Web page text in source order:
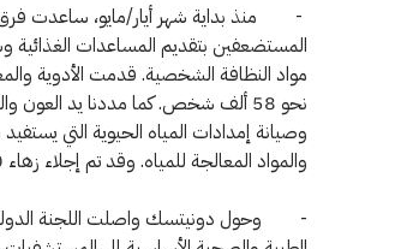
المستضعفين بتقديم المساعدات
نحو 58 ألف شخص. كما مددنا يد
والمواد المعالجة للمياه. وقد تم إجلاء زهاء 650 مدنيًا إلى أماكن أكثر أمنًا.
- وحول دونيتسك واصلت اللجنة الدولية